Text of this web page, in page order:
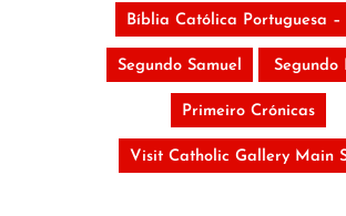
Bíblia Católica Portuguesa –
Segundo Samuel Segundo
Primeiro Crónicas
Visit Catholic Gallery Main